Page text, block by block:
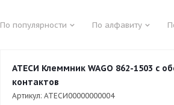
По популярности По алфавиту
АТЕСИ Клеммник WAGO 862-1503 c
контактов
Артикул: АТЕСИ00000000004